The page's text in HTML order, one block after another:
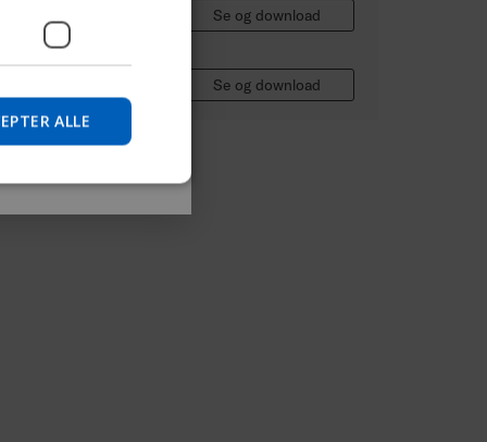
Se og download
Se og download
DANISH
CHINESE (SIMPLIFIED)
ITALIAN
ALLE